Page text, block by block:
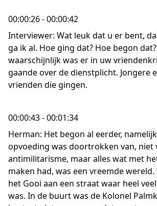
00:00:26 - 00:00:42
Interviewer: Wat leuk dat u er bent,
ga ik al. Hoe ging dat? Hoe begon
waarschijnlijk was er in uw
gaande over de dienstplicht. Jongere
vrienden die gingen.
00:00:43 - 00:01:34
Herman: Het begon al eerder,
opvoeding was doortrokken van, niet
antimilitarisme, maar alles wat met
maken had, was een vreemde
het Gooi aan een straat waar heel
was. In de buurt was de Kolonel